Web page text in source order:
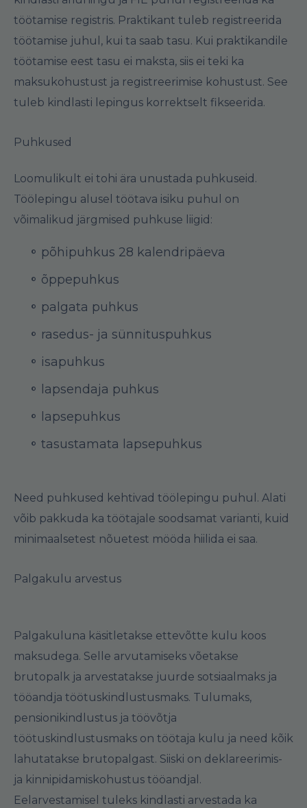
töötamise registris. Praktikant tuleb registreerida
töötamise juhul, kui ta saab tasu. Kui praktikandile
töötamise eest tasu ei maksta, siis ei teki ka
maksukohustust ja registreerimise kohustust. See
tuleb kindlasti lepingus korrektselt fikseerida.
Puhkused
Loomulikult ei tohi ära unustada puhkuseid.
Töölepingu alusel töötava isiku puhul on
võimalikud järgmised puhkuse liigid:
põhipuhkus 28 kalendripäeva
õppepuhkus
palgata puhkus
rasedus- ja sünnituspuhkus
isapuhkus
lapsendaja puhkus
lapsepuhkus
tasustamata lapsepuhkus
Need puhkused kehtivad töölepingu puhul. Alati
võib pakkuda ka töötajale soodsamat varianti, kuid
minimaalsetest nõuetest mööda hiilida ei saa.
Palgakulu arvestus
Palgakuluna käsitletakse ettevõtte kulu koos
maksudega. Selle arvutamiseks võetakse
brutopalk ja arvestatakse juurde sotsiaalmaks ja
tööandja töötuskindlustusmaks. Tulumaks,
pensionikindlustus ja töövõtja
töötuskindlustusmaks on töötaja kulu ja need kõik
lahutatakse brutopalgast. Siiski on deklareerimis-
ja kinnipidamiskohustus tööandjal.
Eelarvestamisel tuleks kindlasti arvestada ka